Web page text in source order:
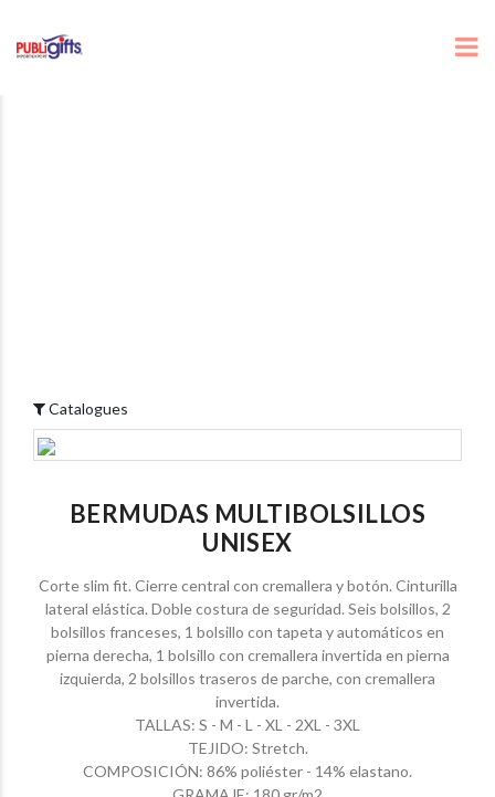
Catalogues
BERMUDAS MULTIBOLSILLOS
UNISEX
Corte slim fit. Cierre central con cremallera y botón. Cinturilla
lateral elástica. Doble costura de seguridad. Seis bolsillos, 2
bolsillos franceses, 1 bolsillo con tapeta y automáticos en
pierna derecha, 1 bolsillo con cremallera invertida en pierna
izquierda, 2 bolsillos traseros de parche, con cremallera
invertida.
TALLAS: S - M - L - XL - 2XL - 3XL
TEJIDO: Stretch.
COMPOSICIÓN: 86% poliéster - 14% elastano.